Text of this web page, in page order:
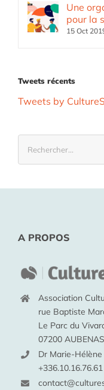
Une
pour la
15 Oct
Tweets récents
Tweets by
A PROPOS
Association
rue Baptiste
Le Parc du
07200 AUBENAS
Dr Marie-Hélène
+336.10.16.76.61